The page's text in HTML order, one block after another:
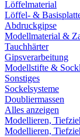
Löffelmaterial
Löffel- &
Abdruckgipse
Modellmaterial &
Tauchhärter
Gipsverarbeitung
Modellstifte &
Sonstiges
Sockelsysteme
Doubliermassen
Alles anzeigen
Modellieren,
Modellieren,